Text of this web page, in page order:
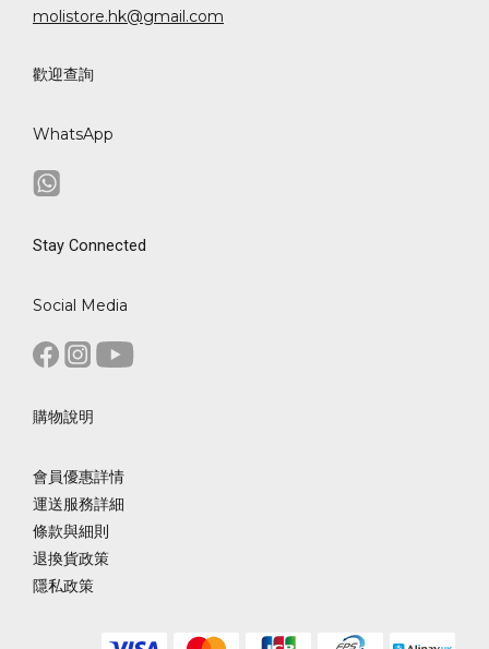
molistore.hk@gmail.com
歡迎查詢
WhatsApp
Stay Connected
Social Media
購物說明
會員優惠詳情
運送服務詳細
條款與細則
退換貨政策
隱私政策